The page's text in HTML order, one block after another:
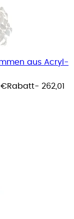
aus Acryl-
€Rabatt- 262,01